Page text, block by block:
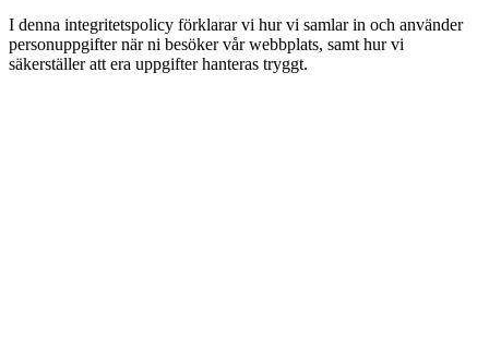
I denna integritetspolicy förklarar vi hur vi samlar in och använder
personuppgifter när ni besöker vår webbplats, samt hur vi
säkerställer att era uppgifter hanteras tryggt.